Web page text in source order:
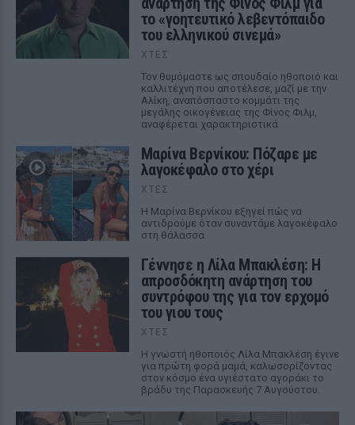
το «γοητευτικό λεβεντόπαιδο
του ελληνικού σινεμά»
ΧΤΕΣ
Τον θυμόμαστε ως σπουδαίο ηθοποιό και
καλλιτέχνη που αποτέλεσε, μαζί με την
Αλίκη, αναπόσπαστο κομμάτι της
μεγάλης οικογένειας της Φίνος Φιλμ,
αναφέρεται χαρακτηριστικά
Μαρίνα Βερνίκου: Πόζαρε με
λαγοκέφαλο στο χέρι
ΧΤΕΣ
Η Μαρίνα Βερνίκου εξηγεί πώς να
αντιδρούμε όταν συναντάμε λαγοκέφαλο
στη θάλασσα
Γέννησε η Λίλα Μπακλέση: Η
απροσδόκητη ανάρτηση του
συντρόφου της για τον ερχομό
του γιου τους
ΧΤΕΣ
Η γνωστή ηθοποιός Λίλα Μπακλέση έγινε
για πρώτη φορά μαμά, καλωσορίζοντας
στον κόσμο ένα υγιέστατο αγοράκι το
βράδυ της Παρασκευής 7 Αυγούστου.